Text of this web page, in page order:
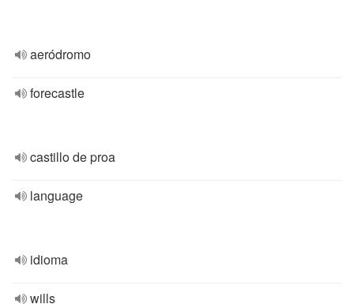
aeródromo
forecastle
castillo de proa
language
idioma
wills